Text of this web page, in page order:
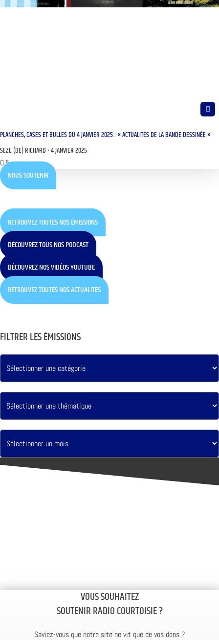
PLANCHES, CASES ET BULLES DU 4 JANVIER 2025 : « ACTUALITÉS DE LA BANDE DESSINÉE »
SEZE (DE) RICHARD 4 JANVIER 2025
NOUS SOUTENIR
RETROUVEZ TOUTES NOS ÉMISSIONS
DÉCOUVREZ TOUS NOS PODCAST
DÉCOUVREZ NOS VIDÉOS YOUTUBE
RETROUVEZ TOUTES NOS ACTUALITÉS
FILTRER LES ÉMISSIONS
VOUS SOUHAITEZ
SOUTENIR RADIO COURTOISIE ?
Saviez-vous que notre site ne vit que de vos dons ?